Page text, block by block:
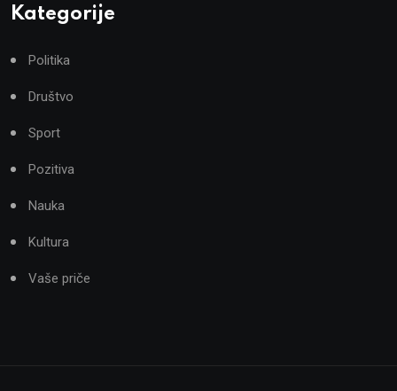
Kategorije
Politika
Društvo
Sport
Pozitiva
Nauka
Kultura
Vaše priče